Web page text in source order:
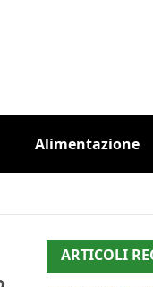
Alimentazione
ARTICOLI